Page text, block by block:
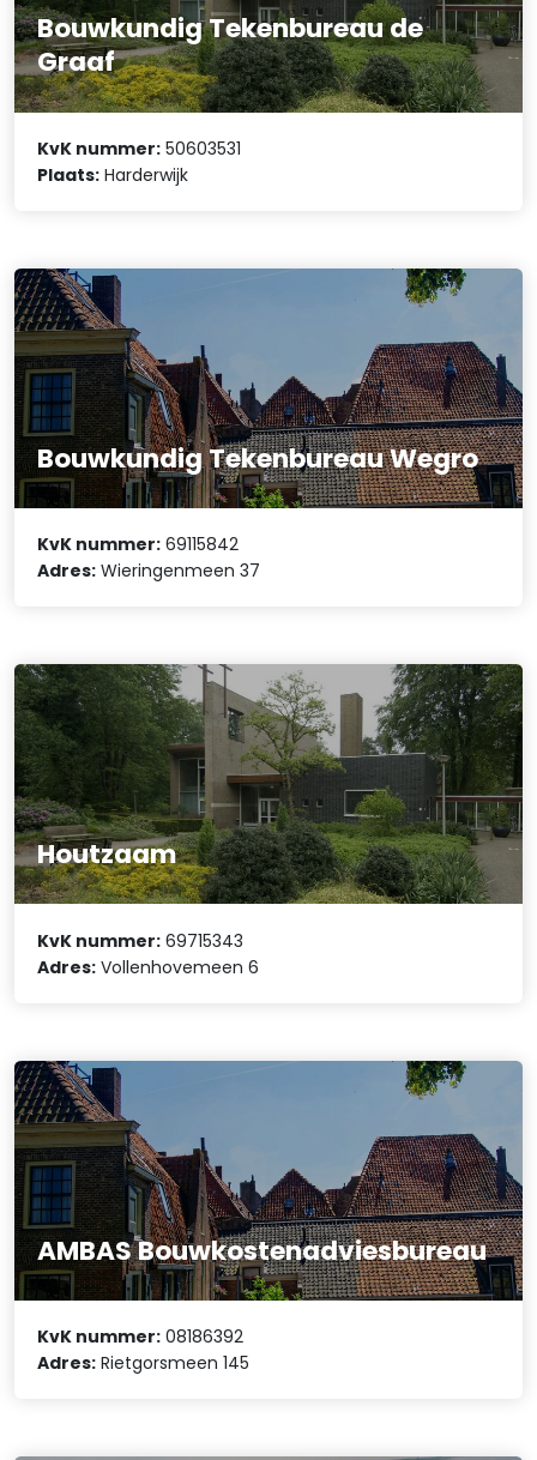
Bouwkundig Tekenbureau de
Graaf
KvK nummer: 50603531
Plaats: Harderwijk
Bouwkundig Tekenbureau Wegro
KvK nummer: 69115842
Adres: Wieringenmeen 37
Houtzaam
KvK nummer: 69715343
Adres: Vollenhovemeen 6
AMBAS Bouwkostenadviesbureau
KvK nummer: 08186392
Adres: Rietgorsmeen 145